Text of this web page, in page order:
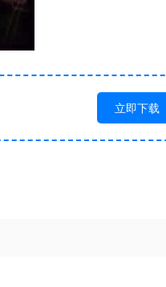
立即下载